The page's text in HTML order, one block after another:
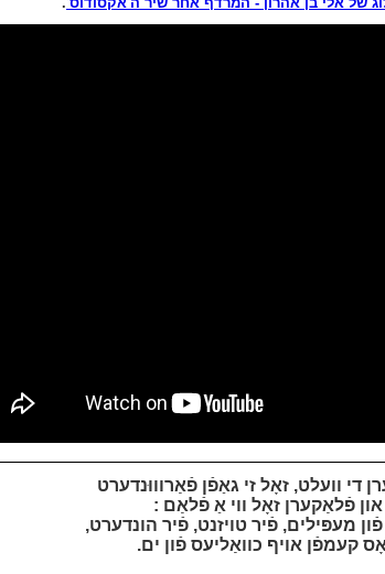
די וועלט, זאָל זי גאַפֿן פֿאַרוווּנדערט
און פֿלאַקערן זאָל ווי אַ פֿלאַם :
מעפּילים, פֿיר טויזנט, פֿיר הונדערט,
קעמפֿן אויף כוואַליעס פֿון ים.